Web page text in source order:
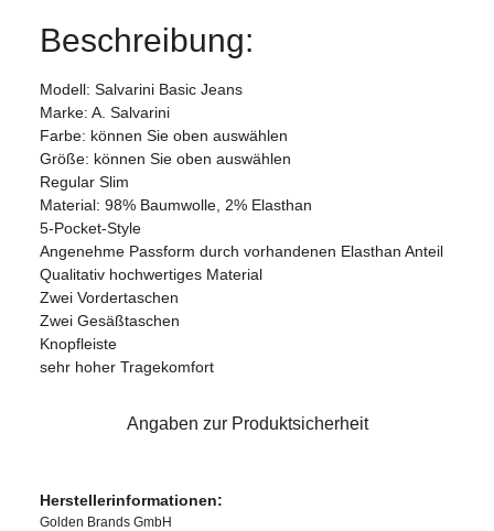
Beschreibung:
Modell: Salvarini Basic Jeans
Marke: A. Salvarini
Farbe: können Sie oben auswählen
Größe: können Sie oben auswählen
Regular Slim
Material: 98% Baumwolle, 2% Elasthan
5-Pocket-Style
Angenehme Passform durch vorhandenen Elasthan Anteil
Qualitativ hochwertiges Material
Zwei Vordertaschen
Zwei Gesäßtaschen
Knopfleiste
sehr hoher Tragekomfort
Angaben zur Produktsicherheit
Herstellerinformationen:
Golden Brands GmbH